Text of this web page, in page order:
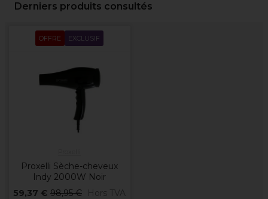
Derniers produits consultés
OFFRE EXCLUSIF
Proxelli Sèche-cheveux
Indy 2000W Noir
59,37 € 98,95 €
Hors TVA